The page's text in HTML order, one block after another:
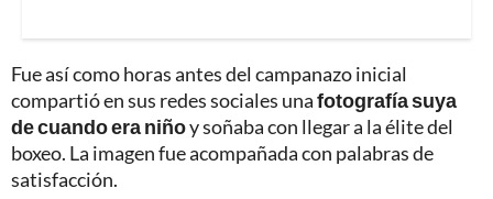
Fue así como horas antes del campanazo inicial
compartió en sus redes sociales unafotografía suya
de cuando era niñoy soñaba con llegar a la élite del
boxeo. La imagen fue acompañada con palabras de
satisfacción.